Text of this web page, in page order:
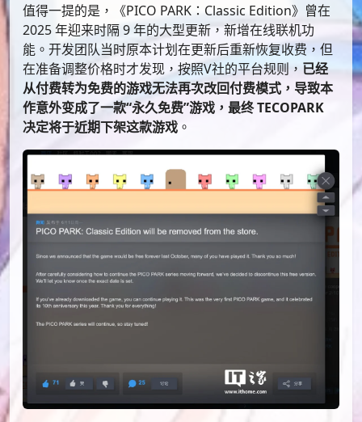
值得一提的是，《PICO PARK：Classic Edition》曾在
2025 年迎来时隔 9 年的大型更新，新增在线联机功
能。开发团队当时原本计划在更新后重新恢复收费，但
在准备调整价格时才发现，按照V社的平台规则， 已经
从付费转为免费的游戏无法再次改回付费模式，导致本
作意外变成了一款“永久免费”游戏，最终 TECOPARK
决定将于近期下架这款游戏 。